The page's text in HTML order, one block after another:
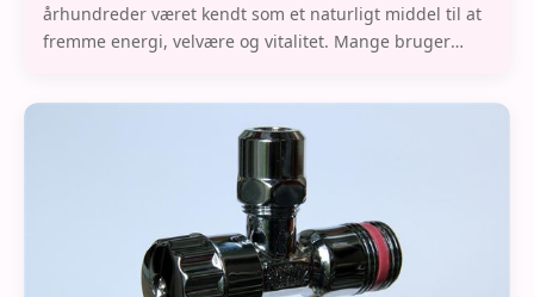
århundreder været kendt som et naturligt middel til at
fremme energi, velvære og vitalitet. Mange bruger